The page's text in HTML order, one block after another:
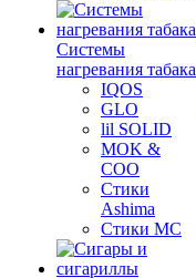
Системы
нагревания табака
IQOS
GLO
lil SOLID
MOK &
COO
Стики
Ashima
Стики MC